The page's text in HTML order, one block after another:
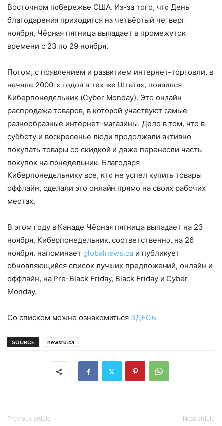
Восточном побережье США. Из-за того, что День
благодарения приходится на четвёртый четверг
ноября, Чёрная пятница выпадает в промежуток
времени с 23 по 29 ноября.
Потом, с появлением и развитием интернет-торговли, в
начале 2000-х годов в тех же Штатах, появился
Киберпонедельник (Cyber Monday). Это онлайн
распродажа товаров, в которой участвуют самые
разнообразные интернет-магазины. Дело в том, что в
субботу и воскресенье люди продолжали активно
покупать товары со скидкой и даже перенесли часть
покупок на понедельник. Благодаря
Киберпонедельнику все, кто не успел купить товары
оффлайн, сделали это онлайн прямо на своих рабочих
местах.
В этом году в Канаде Чёрная пятница выпадает на 23
ноября, Киберпонедельник, соответственно, на 26
ноября, напоминает globalnews.ca и публикует
обновляющийся список лучших предложений, онлайн и
оффлайн, на Pre-Black Friday, Black Friday и Cyber
Monday.
Со списком можно ознакомиться ЗДЕСЬ
SOURCE newsru.ca
Previous article Next article